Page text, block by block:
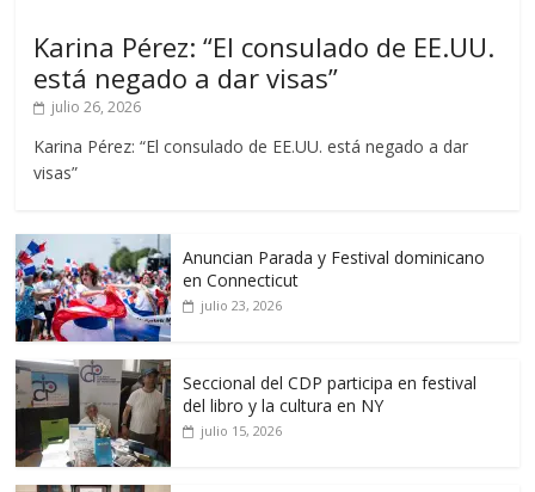
Karina Pérez: “El consulado de EE.UU.
está negado a dar visas”
julio 26, 2026
Karina Pérez: “El consulado de EE.UU. está negado a dar
visas”
Anuncian Parada y Festival dominicano
en Connecticut
julio 23, 2026
Seccional del CDP participa en festival
del libro y la cultura en NY
julio 15, 2026